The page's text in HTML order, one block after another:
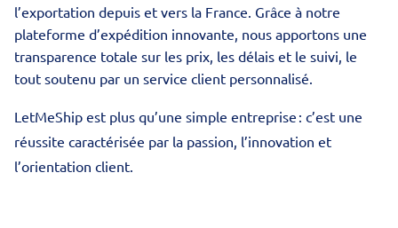
l’exportation depuis et vers la France. Grâce à notre
plateforme d’expédition innovante, nous apportons une
transparence totale sur les prix, les délais et le suivi, le
tout soutenu par un service client personnalisé.
LetMeShip est plus qu’une simple entreprise : c’est une
réussite caractérisée par la passion, l’innovation et
l’orientation client.